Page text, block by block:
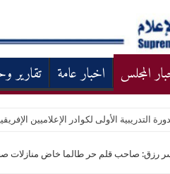
المجلس اخبار عامة تقارير
التدريبية الأولى لكوادر الإعلاميين
رزق: صاحب قلم حر طالما خاض